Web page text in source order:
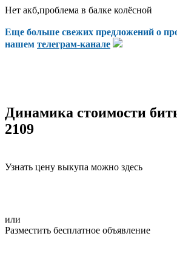
Нет акб,проблема в балке колёсной
Еще больше свежих предложений о
нашем телеграм-канале
Динамика стоимости
2109
Узнать цену выкупа можно здесь
или
Разместить бесплатное объявление